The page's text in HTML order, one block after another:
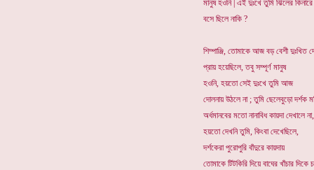
মানুষ হওনি | এই দুঃখে তুমি ঝিলের কিনারে
বসে ছিলে নাকি ?
শিম্পাঞ্জি, তোমাকে আজ বড় বেশী দুঃখিত
প্রায় হয়েছিলে, তবু সম্পূর্ণ মানুষ
হওনি, হয়তো সেই দুঃখে তুমি আজ
দোলনায় উঠলে না ; তুমি ছেলেবুড়ো দর্শক
অর্ধমানবের মতো নানাবিধ কায়দা দেখালে না,
হয়তো দেখনি তুমি, কিংবা দেখেছিলে,
দর্শকেরা পুরোপুরি বাঁদুরে কায়দায়
তোমাকে টিটকিরি দিয়ে বাঘের খাঁচার দিকে